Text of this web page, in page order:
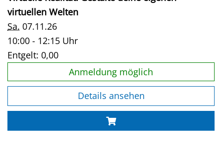
virtuellen Welten
Sa. 07.11.26
10:00 - 12:15 Uhr
Entgelt: 0,00
Anmeldung möglich
Details ansehen